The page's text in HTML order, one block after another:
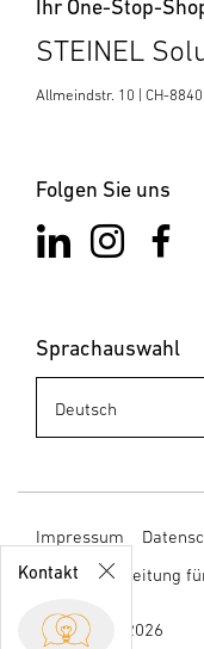
Kontakt
sales@stein
+41 55 418
21 11
Kontaktformular
Ihr One-Stop-
STEINEL
Allmeindstr. 10 | CH-
Folgen Sie uns
Sprachauswahl
Impressum
Datenverarbeitung
© STEINEL 2026